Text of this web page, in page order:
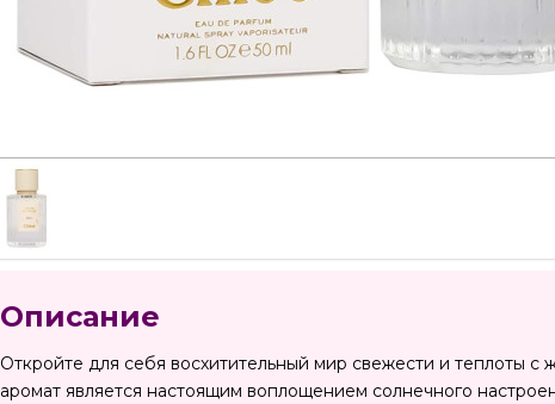
Описание
Откройте для себя восхитительный мир свежести и теплоты
аромат является настоящим воплощением солнечного